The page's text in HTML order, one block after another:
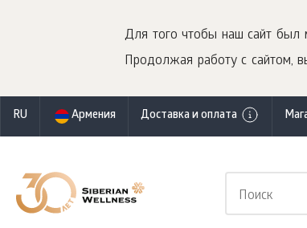
Для того чтобы наш сайт был
Продолжая работу с сайтом,
RU Армения Доставка и оплата